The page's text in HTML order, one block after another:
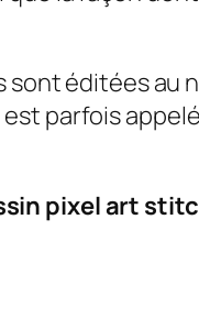
sont éditées au
parfois
pixel art